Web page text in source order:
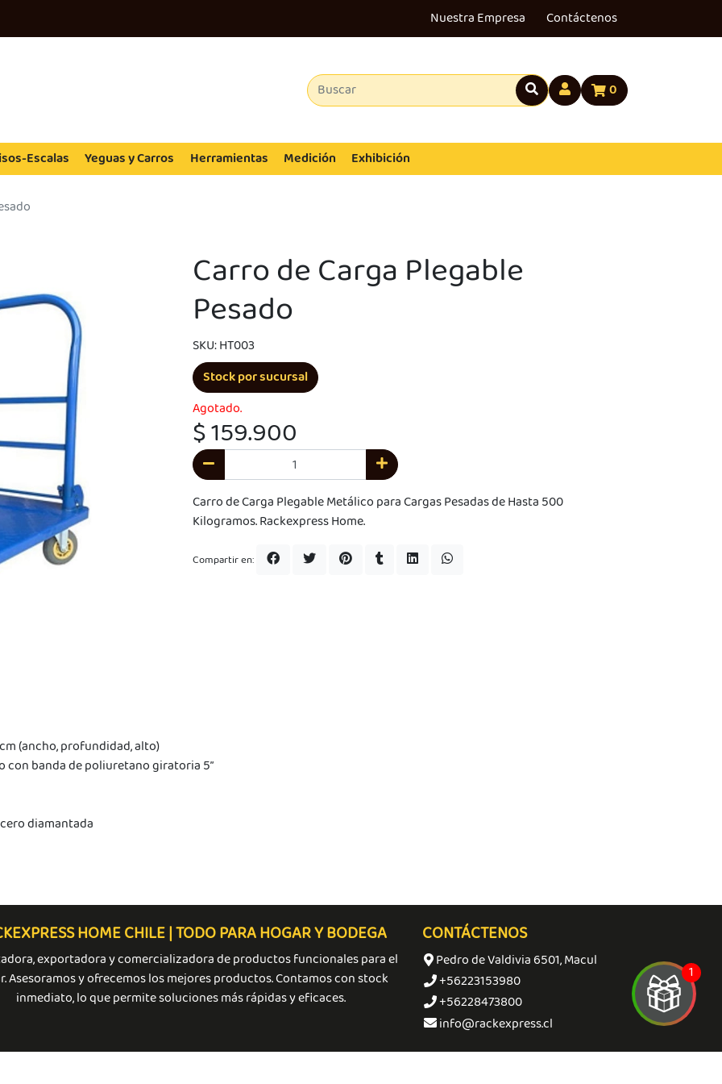
Nuestra Empresa Contáctenos
0
Escalas Yeguas y Carros Herramientas Medición Exhibición
Carro de Carga Plegable
Pesado
SKU: HT003
Stock por sucursal
Agotado.
$ 159.900
Carro de Carga Plegable Metálico para Cargas Pesadas de Hasta 500
Kilogramos. Rackexpress Home.
Compartir en:
(ancho, profundidad, alto)
con banda de poliuretano giratoria 5”
diamantada
HOME CHILE | TODO PARA HOGAR Y BODEGA
exportadora y comercializadora de productos funcionales para el
Asesoramos y ofrecemos los mejores productos. Contamos con stock
inmediato, lo que permite soluciones más rápidas y eficaces.
CONTÁCTENOS
Pedro de Valdivia 6501, Macul
+56223153980
+56228473800
info@rackexpress.cl